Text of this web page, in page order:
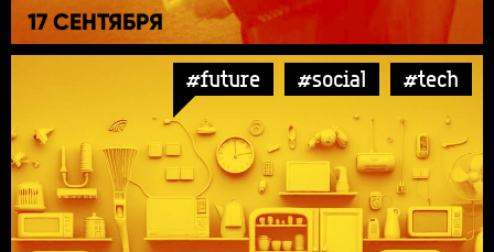
17 СЕНТЯБРЯ
#future #social #tech